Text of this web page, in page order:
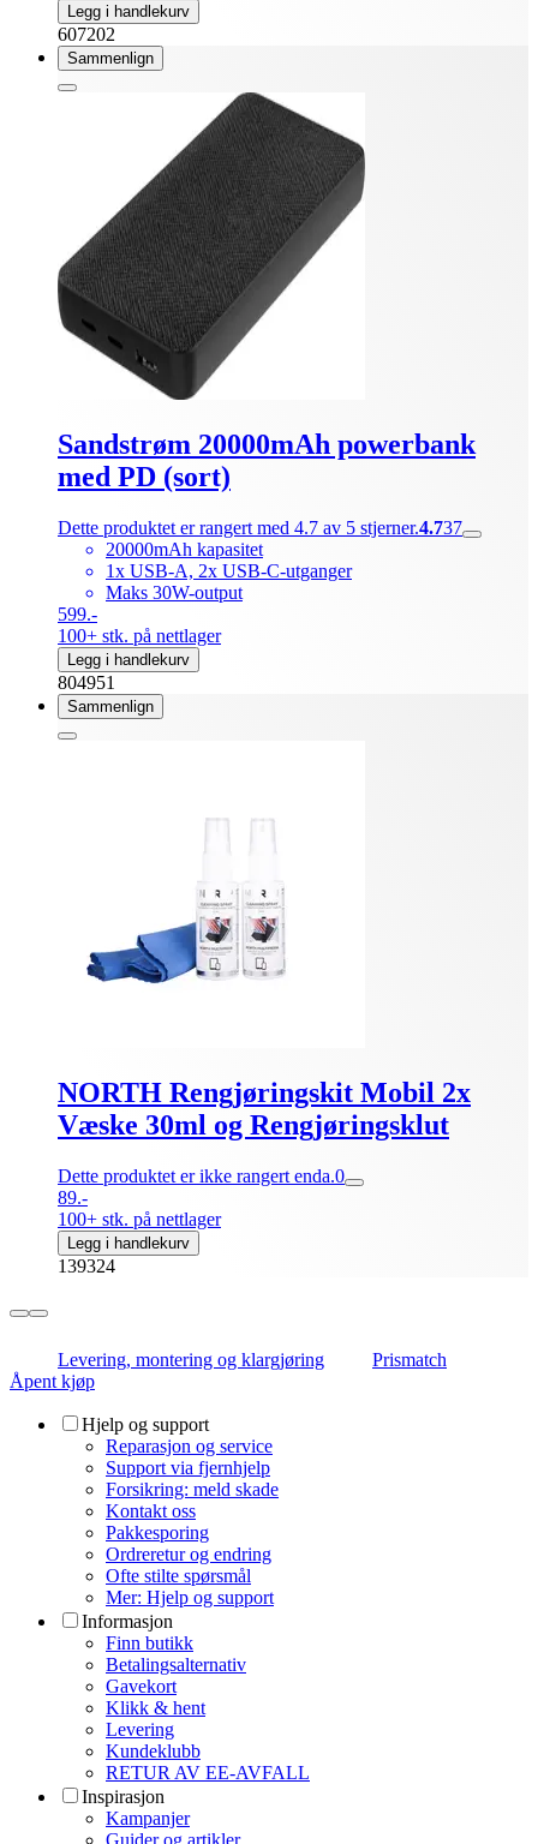
Legg i handlekurv
607202
Sammenlign
Sandstrøm 20000mAh powerbank
med PD (sort)
Dette produktet er rangert med 4.7 av 5 stjerner.4.737
20000mAh kapasitet
1x USB-A, 2x USB-C-utganger
Maks 30W-output
599.-
100+ stk. på nettlager
Legg i handlekurv
804951
Sammenlign
NORTH Rengjøringskit Mobil 2x
Væske 30ml og Rengjøringsklut
Dette produktet er ikke rangert enda.0
89.-
100+ stk. på nettlager
Legg i handlekurv
139324
Levering, montering og klargjøring
Prismatch
Åpent kjøp
Hjelp og support
Reparasjon og service
Support via fjernhjelp
Forsikring: meld skade
Kontakt oss
Pakkesporing
Ordreretur og endring
Ofte stilte spørsmål
Mer: Hjelp og support
Informasjon
Finn butikk
Betalingsalternativ
Gavekort
Klikk & hent
Levering
Kundeklubb
RETUR AV EE-AVFALL
Inspirasjon
Kampanjer
Guider og artikler